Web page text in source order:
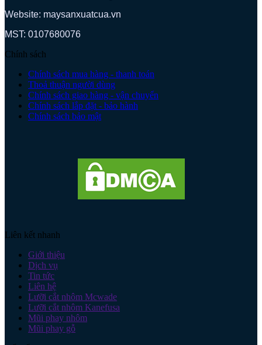
Website: maysanxuatcua.vn
MST: 0107680076
Chính sách
Chính sách mua hàng - thanh toán
Thoả thuận người dùng
Chính sách giao hàng - vận chuyển
Chính sách lắp đặt - bảo hành
Chính sách bảo mật
Liên kết nhanh
Giới thiệu
Dịch vụ
Tin tức
Liên hệ
Lưỡi cắt nhôm Mcwade
Lưỡi cắt nhôm Kanefusa
Mũi phay nhôm
Mũi phay gỗ